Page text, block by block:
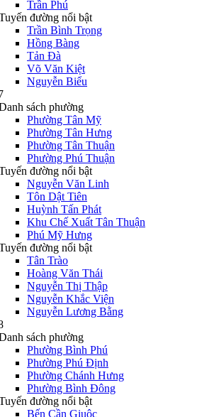
Trần Phú
đường nổi bật
Trần Bình Trọng
Hồng Bàng
Tản Đà
Võ Văn Kiệt
Nguyễn Biểu
sách phường
Phường Tân Mỹ
Phường Tân Hưng
Phường Tân Thuận
Phường Phú Thuận
đường nổi bật
Nguyễn Văn Linh
Tôn Dật Tiên
Huỳnh Tấn Phát
Khu Chế Xuất Tân Thuận
Phú Mỹ Hưng
đường nổi bật
Tân Trào
Hoàng Văn Thái
Nguyễn Thị Thập
Nguyễn Khắc Viện
Nguyễn Lương Bằng
sách phường
Phường Bình Phú
Phường Phú Định
Phường Chánh Hưng
Phường Bình Đông
đường nổi bật
Bến Cần Giuộc